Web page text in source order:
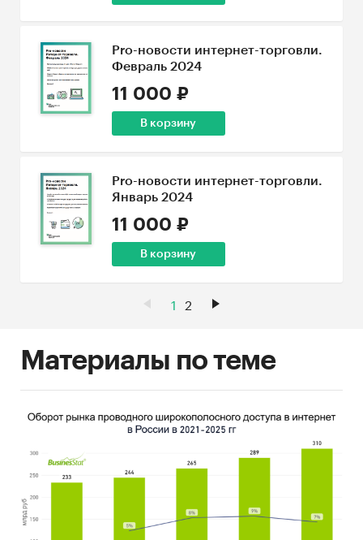
Pro-новости интернет-торговли.
Февраль 2024
11 000 ₽
В корзину
Pro-новости интернет-торговли.
Январь 2024
11 000 ₽
В корзину
1 2
Материалы по теме